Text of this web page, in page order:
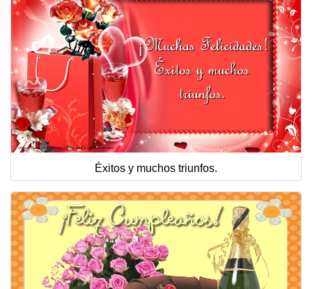
Éxitos y muchos triunfos.